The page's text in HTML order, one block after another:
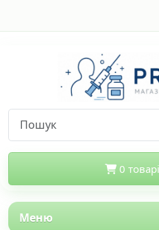
0
Меню